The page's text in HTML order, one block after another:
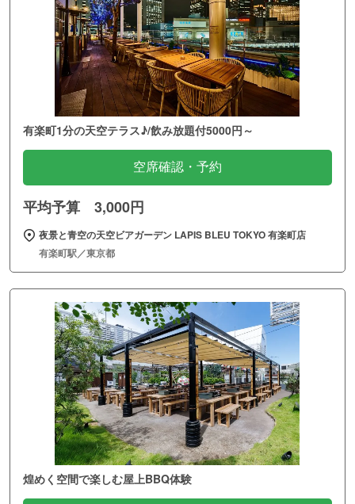
有楽町1分の天空テラス♪/飲み放題付5000円～
空席確認・予約
平均予算 3,000円
夜景と青空の天空ビアガーデン LAPIS BLEU TOKYO 有楽町店
有楽町駅／東京都
煌めく空間で楽しむ屋上BBQ体験